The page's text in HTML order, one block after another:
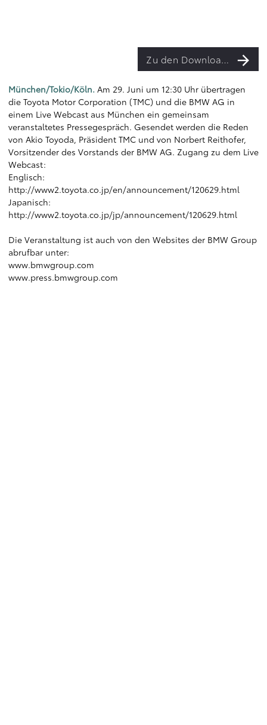
Zu den Downloads
München/Tokio/Köln. Am 29. Juni um 12:30 Uhr übertragen
die Toyota Motor Corporation (TMC) und die BMW AG in
einem Live Webcast aus München ein gemeinsam
veranstaltetes Pressegespräch. Gesendet werden die Reden
von Akio Toyoda, Präsident TMC und von Norbert Reithofer,
Vorsitzender des Vorstands der BMW AG. Zugang zu dem Live
Webcast:
Englisch:
http://www2.toyota.co.jp/en/announcement/120629.html
Japanisch:
http://www2.toyota.co.jp/jp/announcement/120629.html
Die Veranstaltung ist auch von den Websites der BMW Group
abrufbar unter:
www.bmwgroup.com
www.press.bmwgroup.com